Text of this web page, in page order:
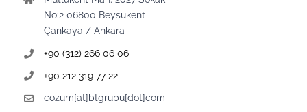
No:2 06800 Beysukent
Çankaya / Ankara
+90 (312) 266 06 06
+90 212 319 77 22
cozum[at]btgrubu[dot]com